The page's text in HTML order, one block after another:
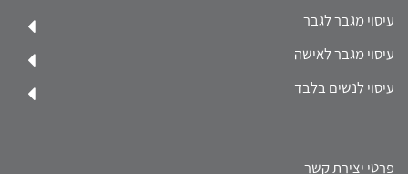
עיסוי מגבר לגבר
עיסוי מגבר לאישה
עיסוי לנשים בלבד
פרטי יצירת קשר